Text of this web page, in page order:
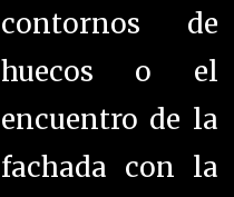
contornos de
huecos o el
encuentro de la
fachada con la